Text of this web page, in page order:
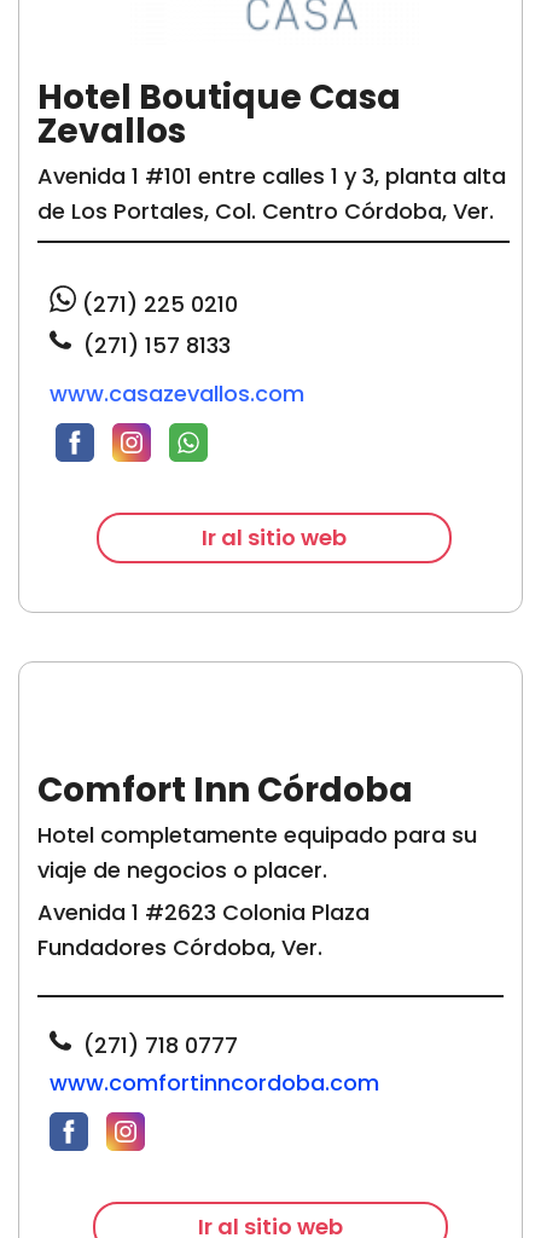
Hotel Boutique Casa
Zevallos
Avenida 1 #101 entre calles 1 y 3, planta alta
de Los Portales, Col. Centro Córdoba, Ver.
(271) 225 0210
(271) 157 8133
www.casazevallos.com
Ir al sitio web
Comfort Inn Córdoba
Hotel completamente equipado para su
viaje de negocios o placer.
Avenida 1 #2623 Colonia Plaza
Fundadores Córdoba, Ver.
(271) 718 0777
www.comfortinncordoba.com
Ir al sitio web